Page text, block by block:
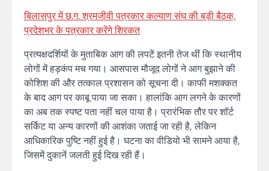
बिलासपुर में छ.ग. श्रमजीवी पत्रकार कल्याण संघ की बड़ी बैठक,
प्रदेशभर के पत्रकार करेंगे शिरकत
प्रत्यक्षदर्शियों के मुताबिक आग की लपटें इतनी तेज थीं कि स्थानीय
लोगों में हड़कंप मच गया। आसपास मौजूद लोगों ने आग बुझाने की
कोशिश की और तत्काल प्रशासन को सूचना दी। काफी मशक्कत
के बाद आग पर काबू पाया जा सका। हालांकि आग लगने के कारणों
का अब तक स्पष्ट पता नहीं चल पाया है। प्रारंभिक तौर पर शॉर्ट
सर्किट या अन्य कारणों की आशंका जताई जा रही है, लेकिन
आधिकारिक पुष्टि नहीं हुई है। घटना का वीडियो भी सामने आया है,
जिसमें दुकानें जलती हुई दिख रही हैं।